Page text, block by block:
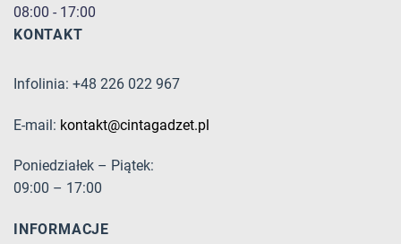
08:00 - 17:00
KONTAKT
Infolinia: +48 226 022 967
E-mail: kontakt@cintagadzet.pl
Poniedziałek – Piątek:
09:00 – 17:00
INFORMACJE